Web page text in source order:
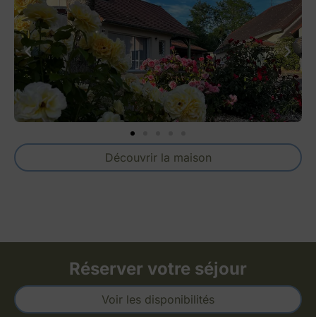
Découvrir la maison
Réserver votre séjour
Voir les disponibilités